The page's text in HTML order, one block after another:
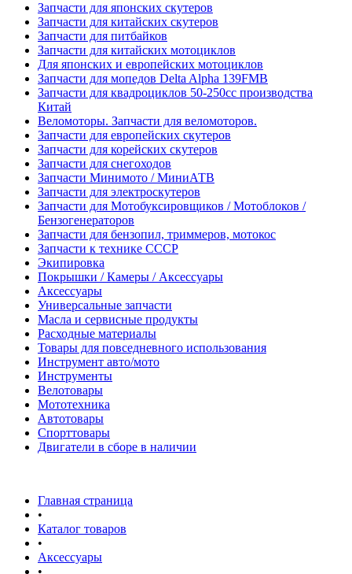
Запчасти для японских скутеров
Запчасти для китайских скутеров
Запчасти для питбайков
Запчасти для китайских мотоциклов
Для японских и европейских мотоциклов
Запчасти для мопедов Delta Alpha 139FMB
Запчасти для квадроциклов 50-250сс производства
Китай
Веломоторы. Запчасти для веломоторов.
Запчасти для европейских скутеров
Запчасти для корейских скутеров
Запчасти для снегоходов
Запчасти Минимото / МиниАТВ
Запчасти для электроскутеров
Запчасти для Мотобуксировщиков / Мотоблоков /
Бензогенераторов
Запчасти для бензопил, триммеров, мотокос
Запчасти к технике СССР
Экипировка
Покрышки / Камеры / Аксессуары
Аксессуары
Универсальные запчасти
Масла и сервисные продукты
Расходные материалы
Товары для повседневного использования
Инструмент авто/мото
Инструменты
Велотовары
Мототехника
Автотовары
Спорттовары
Двигатели в сборе в наличии
Главная страница
•
Каталог товаров
•
Аксессуары
•